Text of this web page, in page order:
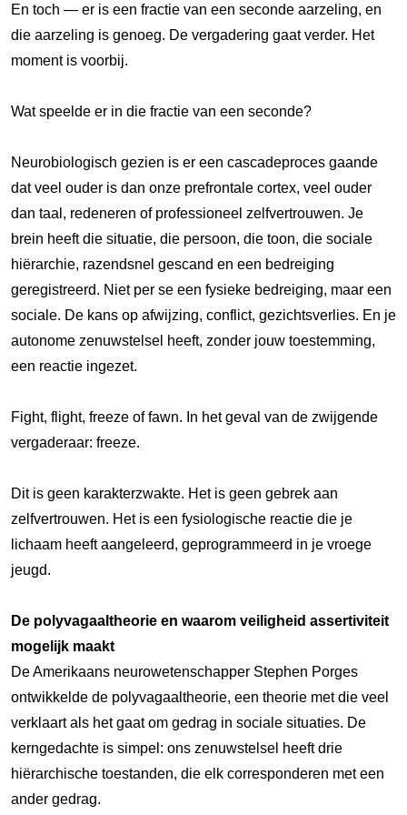
En toch — er is een fractie van een seconde aarzeling, en
die aarzeling is genoeg. De vergadering gaat verder. Het
moment is voorbij.
Wat speelde er in die fractie van een seconde?
Neurobiologisch gezien is er een cascadeproces gaande
dat veel ouder is dan onze prefrontale cortex, veel ouder
dan taal, redeneren of professioneel zelfvertrouwen. Je
brein heeft die situatie, die persoon, die toon, die sociale
hiërarchie, razendsnel gescand en een bedreiging
geregistreerd. Niet per se een fysieke bedreiging, maar een
sociale. De kans op afwijzing, conflict, gezichtsverlies. En je
autonome zenuwstelsel heeft, zonder jouw toestemming,
een reactie ingezet.
Fight, flight, freeze of fawn. In het geval van de zwijgende
vergaderaar: freeze.
Dit is geen karakterzwakte. Het is geen gebrek aan
zelfvertrouwen. Het is een fysiologische reactie die je
lichaam heeft aangeleerd, geprogrammeerd in je vroege
jeugd.
De polyvagaaltheorie en waarom veiligheid assertiviteit
mogelijk maakt
De Amerikaans neurowetenschapper Stephen Porges
ontwikkelde de polyvagaaltheorie, een theorie met die veel
verklaart als het gaat om gedrag in sociale situaties. De
kerngedachte is simpel: ons zenuwstelsel heeft drie
hiërarchische toestanden, die elk corresponderen met een
ander gedrag.